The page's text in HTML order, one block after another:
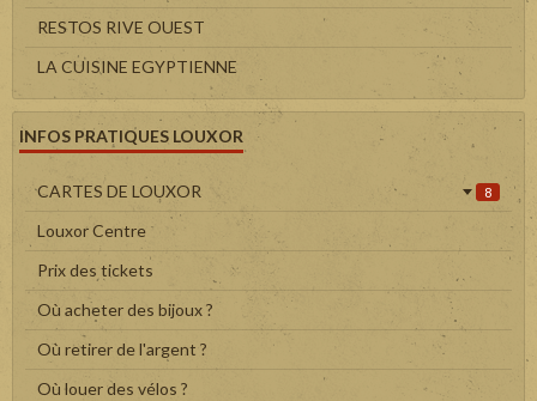
RESTOS RIVE OUEST
LA CUISINE EGYPTIENNE
INFOS PRATIQUES LOUXOR
CARTES DE LOUXOR 8
Louxor Centre
Prix des tickets
Où acheter des bijoux ?
Où retirer de l'argent ?
Où louer des vélos ?